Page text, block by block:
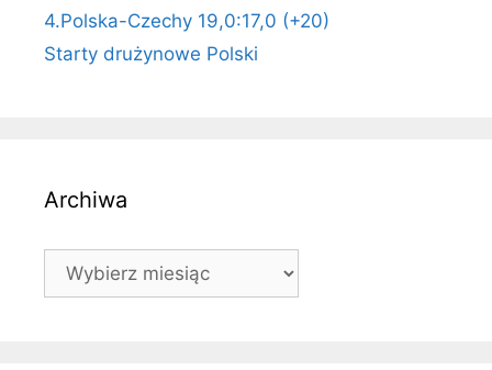
4.Polska-Czechy 19,0:17,0 (+20)
Starty drużynowe Polski
Archiwa
Archiwa